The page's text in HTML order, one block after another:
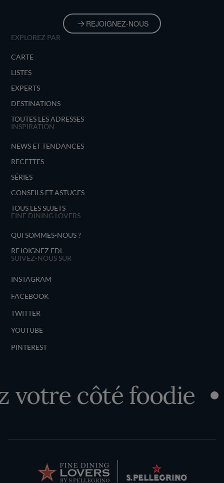
REJOIGNEZ-NOUS
EXPLOREZ PAR
CARTE
LISTES
EXPERTS
DESTINATIONS
TOUTES LES ADRESSES
INSPIRATION
NEWS ET TENDANCES
RECETTES
SÉRIES
CONSEILS ET ASTUCES
TOUS LES SUJETS
FINE DINING LOVERS
QUI SOMMES-NOUS ?
REJOIGNEZ FDL
SUIVEZ-NOUS SUR
INSTAGRAM
FACEBOOK
TWITTER
YOUTUBE
PINTEREST
côté foodie